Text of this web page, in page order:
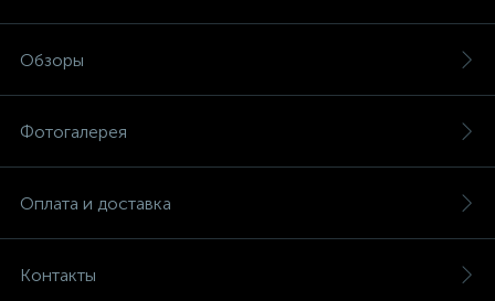
Обзоры
Фотогалерея
Оплата и доставка
Контакты